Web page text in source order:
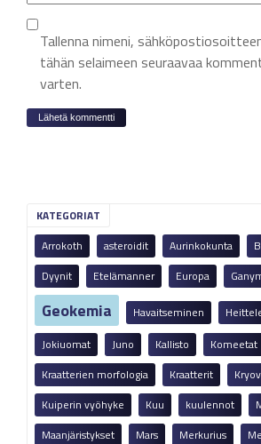
KATEGORIAT
Arrokoth
asteroidit Aurinkokunta
Dyynit
Etelämanner Europa
Geokemia Havaitseminen
Jokiuomat
Juno Kallisto
Komeetat
Kraatterien morfologia
Kraatterit
Kuiperin vyöhyke
Kuu kuulennot
Maanjäristykset
Mars Merkurius
Tallenna nimeni,
tähän selaimeen seuraavaa
varten.